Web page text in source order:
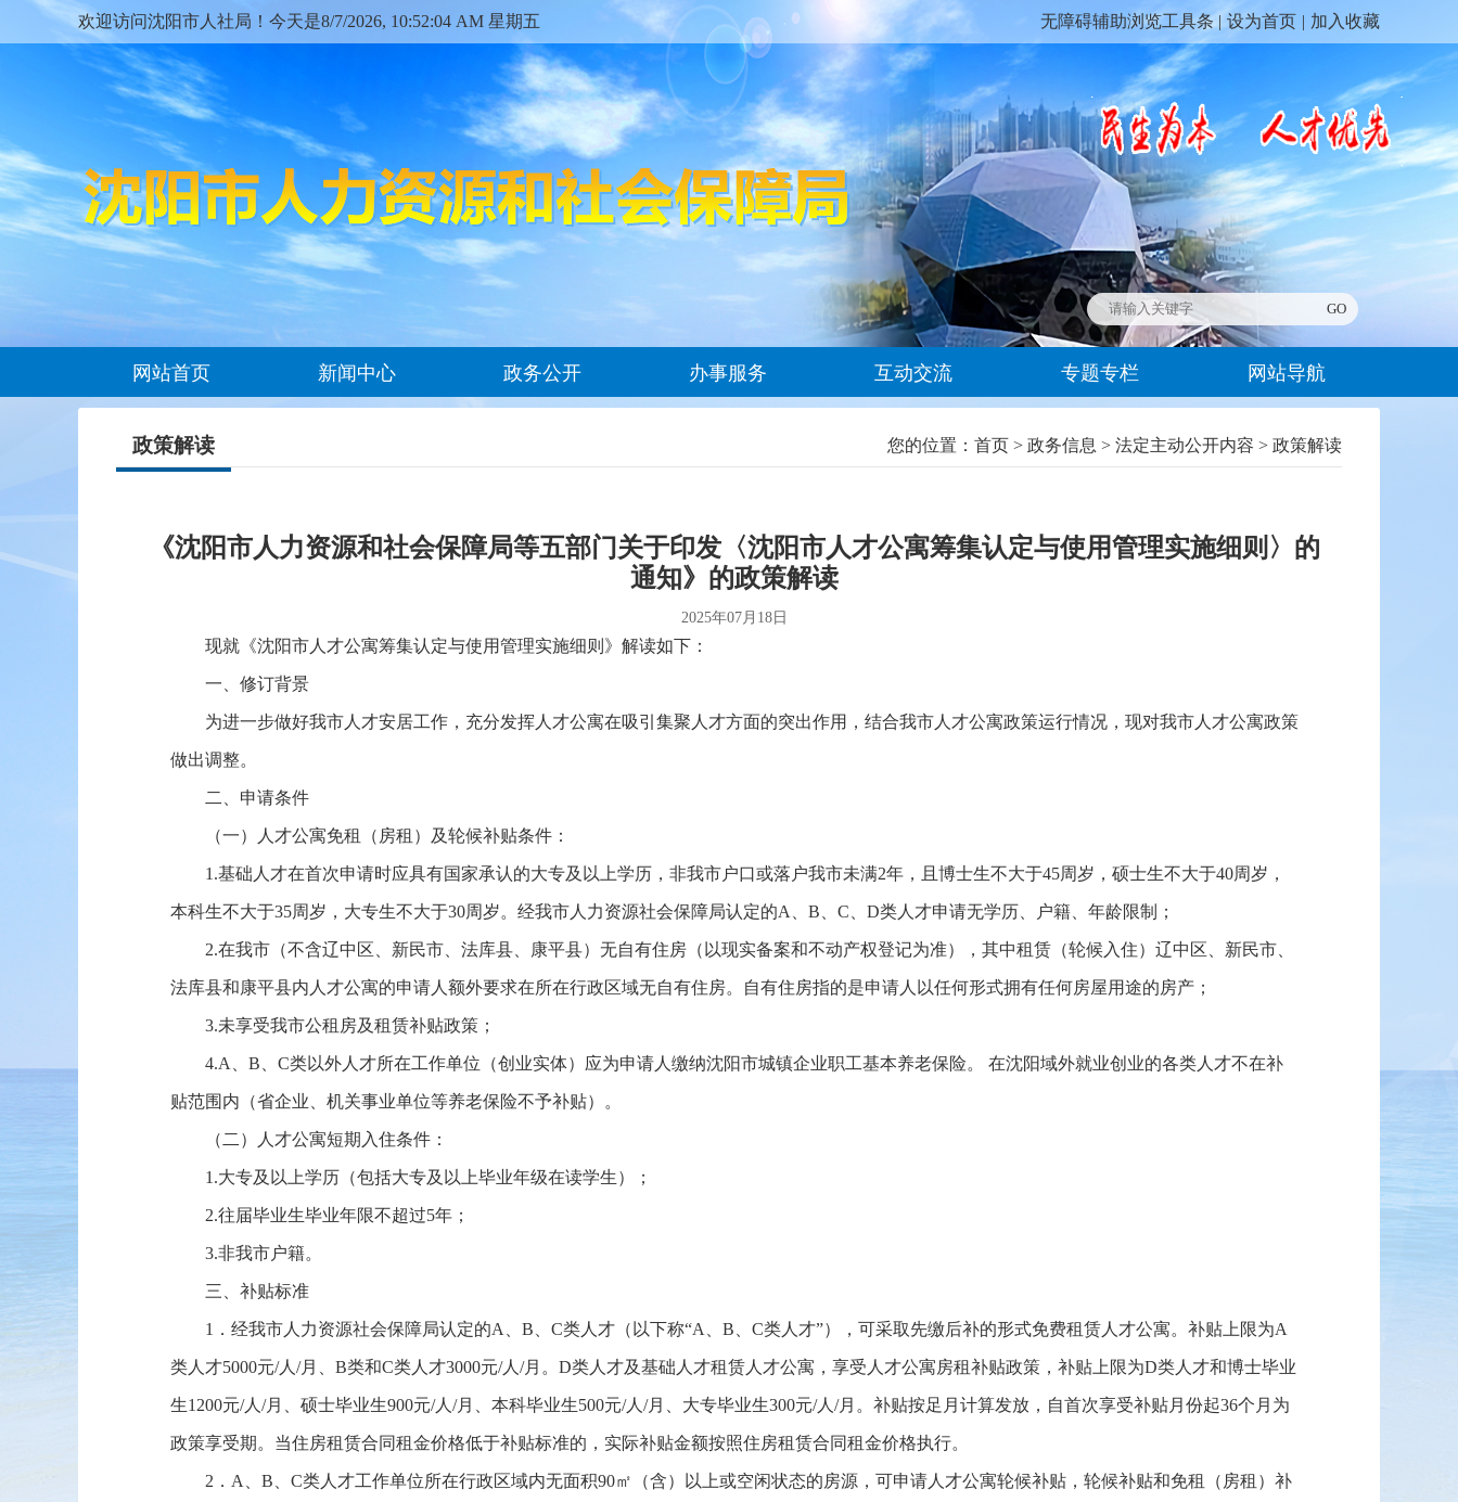
欢迎访问沈阳市人社局！今天是8/7/2026, 10:52:05 AM 星期五 加入收藏
|
设为首页
无障碍辅助浏览工具条 |
网站首页 新闻中心 政务公开 办事服务 互动交流 专题专栏 网站导航
政策解读 您的位置： 首页 > 政务信息 > 法定主动公开内容 > 政策解读
《沈阳市人力资源和社会保障局等五部门关于印发〈沈阳市人才公寓筹集认定与使用管理实施细则〉的
通知》的政策解读
2025年07月18日
现就《沈阳市人才公寓筹集认定与使用管理实施细则》解读如下：
一、修订背景
为进一步做好我市人才安居工作，充分发挥人才公寓在吸引集聚人才方面的突出作用，结合我市人才公寓政策运行情况，现对我市人才公寓政策
做出调整。
二、申请条件
（一）人才公寓免租（房租）及轮候补贴条件：
1.基础人才在首次申请时应具有国家承认的大专及以上学历，非我市户口或落户我市未满2年，且博士生不大于45周岁，硕士生不大于40周岁，
本科生不大于35周岁，大专生不大于30周岁。经我市人力资源社会保障局认定的A、B、C、D类人才申请无学历、户籍、年龄限制；
2.在我市（不含辽中区、新民市、法库县、康平县）无自有住房（以现实备案和不动产权登记为准），其中租赁（轮候入住）辽中区、新民市、
法库县和康平县内人才公寓的申请人额外要求在所在行政区域无自有住房。自有住房指的是申请人以任何形式拥有任何房屋用途的房产；
3.未享受我市公租房及租赁补贴政策；
4.A、B、C类以外人才所在工作单位（创业实体）应为申请人缴纳沈阳市城镇企业职工基本养老保险。 在沈阳域外就业创业的各类人才不在补
贴范围内（省企业、机关事业单位等养老保险不予补贴）。
（二）人才公寓短期入住条件：
1.大专及以上学历（包括大专及以上毕业年级在读学生）；
2.往届毕业生毕业年限不超过5年；
3.非我市户籍。
三、补贴标准
1．经我市人力资源社会保障局认定的A、B、C类人才（以下称“A、B、C类人才”），可采取先缴后补的形式免费租赁人才公寓。补贴上限为A
类人才5000元/人/月、B类和C类人才3000元/人/月。D类人才及基础人才租赁人才公寓，享受人才公寓房租补贴政策，补贴上限为D类人才和博士毕业
生1200元/人/月、硕士毕业生900元/人/月、本科毕业生500元/人/月、大专毕业生300元/人/月。补贴按足月计算发放，自首次享受补贴月份起36个月为
政策享受期。当住房租赁合同租金价格低于补贴标准的，实际补贴金额按照住房租赁合同租金价格执行。
2．A、B、C类人才工作单位所在行政区域内无面积90㎡（含）以上或空闲状态的房源，可申请人才公寓轮候补贴，轮候补贴和免租（房租）补